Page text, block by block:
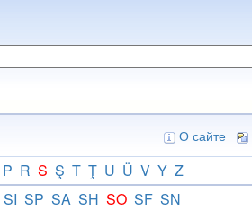
О сайте
P R S Ş T Ţ U Ü V Y Z
SI SP SA SH SO SF SN